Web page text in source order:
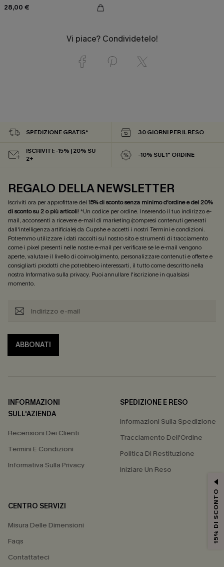
28,00 €
Vi piace? Condividetelo!
SPEDIZIONE GRATIS* 30 GIORNI PER IL RESO
ISCRIVITI: -15% | 20% SU
2+
-10% SUL 1° ORDINE
REGALO DELLA NEWSLETTER
Iscriviti ora per approfittare del 15% di sconto senza minimo d'ordine e del 20%
di sconto su 2 o più articoli! *Un codice per ordine. Inserendo il tuo indirizzo e-
mail, acconsenti a ricevere e-mail di marketing (compresi contenuti generati
dall'intelligenza artificiale) da Cupshe e accetti i nostri Termini e condizioni.
Potremmo utilizzare i dati raccolti sul nostro sito e strumenti di tracciamento
come i pixel presenti nelle nostre e-mail per verificare se le e-mail vengono
aperte, valutare il livello di coinvolgimento, personalizzare contenuti e offerte e
consigliarti prodotti che potrebbero interessarti, il tutto come descritto nella
nostra Informativa sulla privacy. Puoi annullare l'iscrizione in qualsiasi
momento.
ABBONATI
INFORMAZIONI
SULL'AZIENDA
Recensioni Dei Clienti
Termini E Condizioni
Informativa Sulla Privacy
SPEDIZIONE E RESO
Informazioni Sulla Spedizione
Tracciamento Dell'Ordine
Politica Di Restituzione
Iniziare Un Reso
CENTRO SERVIZI
Misura Delle Dimensioni
Faqs
Contattateci
15% DI SCONTO